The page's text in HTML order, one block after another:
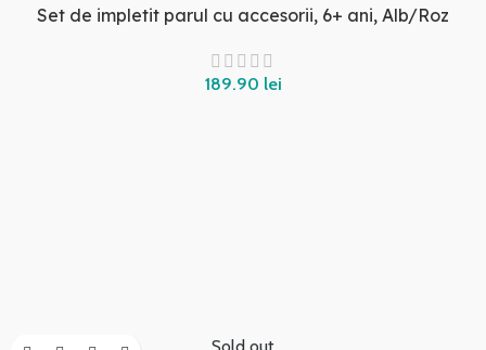
Set de impletit parul cu accesorii, 6+ ani, Alb/Roz
189.90 lei